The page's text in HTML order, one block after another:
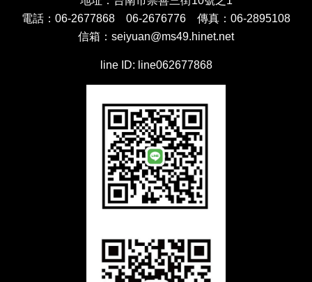
電話：06-2677868 06-2676776 傳真：06-2895108
信箱： seiyuan@ms49.hinet.net
line ID: line062677868